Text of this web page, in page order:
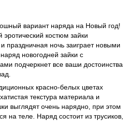
вариант наряда на Новый год!
эротический костюм зайки
праздничная ночь заиграет новыми
новогодней зайки с
подчеркнет все ваши достоинства
красно-белых цветах
текстура материала и
выглядят очень нарядно, при этом
на теле. Наряд состоит из трусиков,